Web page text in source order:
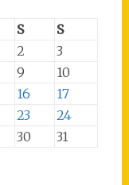
S
S
2
3
9
10
16
17
23
24
30 31